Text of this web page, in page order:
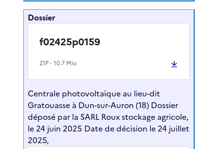
Dossier
f02425p0159
ZIP- 10.7 Mio
Centrale photovoltaïque au lieu-dit
Gratouasse à Dun-sur-Auron (18) Dossier
déposé par la SARL Roux stockage agricole,
le 24 juin 2025 Date de décision le 24 juillet
2025,